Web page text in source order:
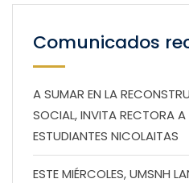
Comunicados
A SUMAR EN LA
SOCIAL, INVITA RECTORA A
ESTUDIANTES NICOLAITAS
ESTE MIÉRCOLES, UMSNH